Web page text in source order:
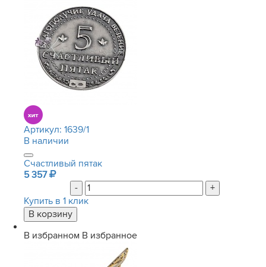
Артикул: 1639/1
В наличии
Счастливый пятак
5 357
-
+
Купить в 1 клик
В избранном В избранное